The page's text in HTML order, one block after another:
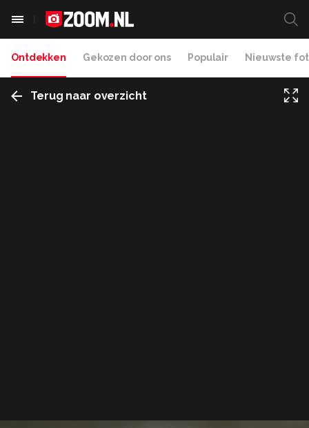
Ontdekken Gekozen door ons Populair Nieuwste
Terug naar overzicht